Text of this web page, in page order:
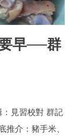
早──群
習校對 群記
介：豬手米、